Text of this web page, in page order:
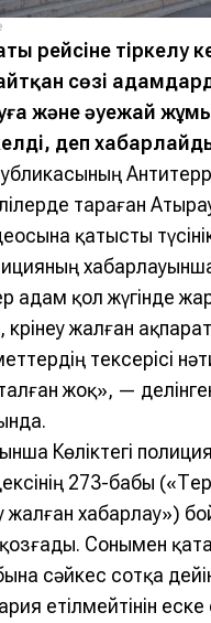
рейсіне тіркелу
сөзі
және әуежай
деп
тараған
қатысты
адам қол жүгінде
көрінеу жалған
тексерісі
жоқ», —
Көліктегі
273-бабы
жалған хабарлау»)
Сонымен
сәйкес сотқа
етілмейтінін